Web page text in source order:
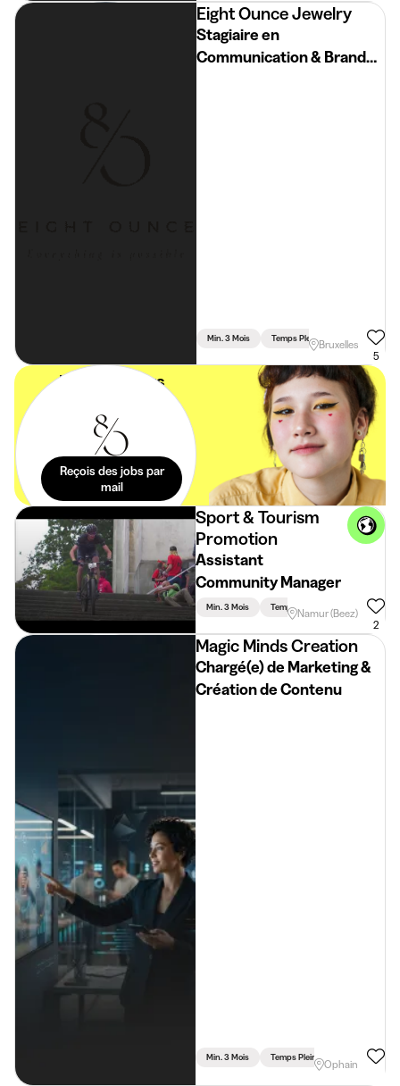
Eight Ounce Jewelry
Stagiaire en
Communication & Brand
Min. 3 Mois Temps PleinBruxelles
5
Les meilleurs
boîte mail. Sans
effort.
Reçois des jobs par
mail
Sport & Tourism
Promotion
Assistant
Community Manager
Min. 3 Mois Temps PleinNamur (Beez)
2
Magic Minds Creation
Chargé(e) de Marketing &
Création de Contenu
Min. 3 Mois Temps Plein
Ophain